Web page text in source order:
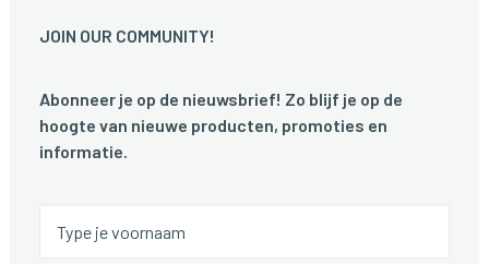
JOIN OUR COMMUNITY!
Abonneer je op de nieuwsbrief! Zo blijf je op de
hoogte van nieuwe producten, promoties en
informatie.